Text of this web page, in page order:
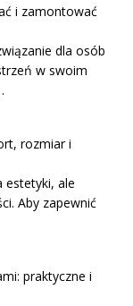
i zamontować
dla osób
w swoim
rozmiar i
estetyki, ale
Aby zapewnić
praktyczne i